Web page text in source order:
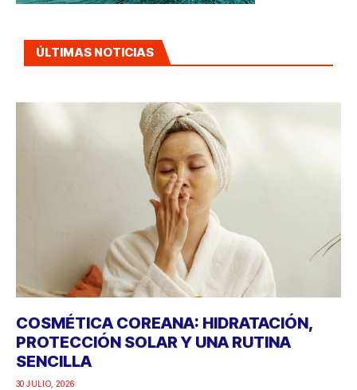
ÚLTIMAS NOTICIAS
COSMÉTICA COREANA: HIDRATACIÓN,
PROTECCIÓN SOLAR Y UNA RUTINA
SENCILLA
30 JULIO, 2026